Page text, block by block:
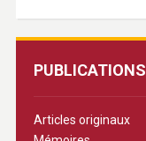
PUBLICATIONS
Articles originaux